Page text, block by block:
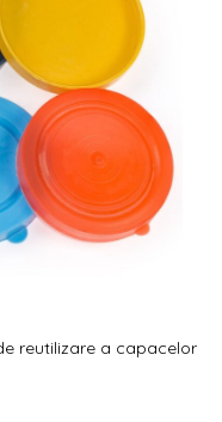
reutilizare a capacelor